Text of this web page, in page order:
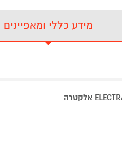
מידע כללי ומאפיינים